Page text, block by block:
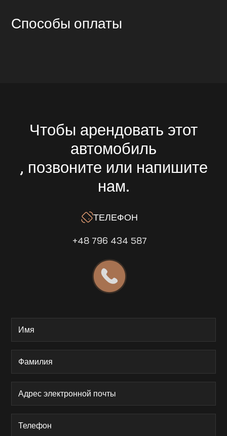
Способы оплаты
Чтобы арендовать этот
автомобиль
, позвоните или напишите
нам.
ТЕЛЕФОН
+48 796 434 587